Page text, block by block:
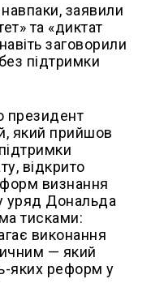
заявили
та «диктат
заговорили
підтримки
президент
який прийшов
відкрито
визнання
уряд Дональда
тисками:
виконання
— який
яких реформ у